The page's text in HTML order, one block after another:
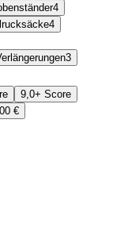
4
4
3
9,0+ Score
€